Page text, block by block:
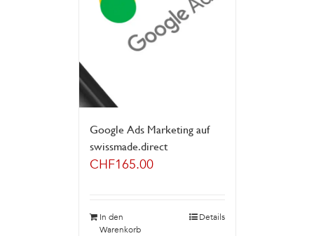
Google Ads Marketing auf
swissmade.direct
CHF165.00
In den
Warenkorb
Details